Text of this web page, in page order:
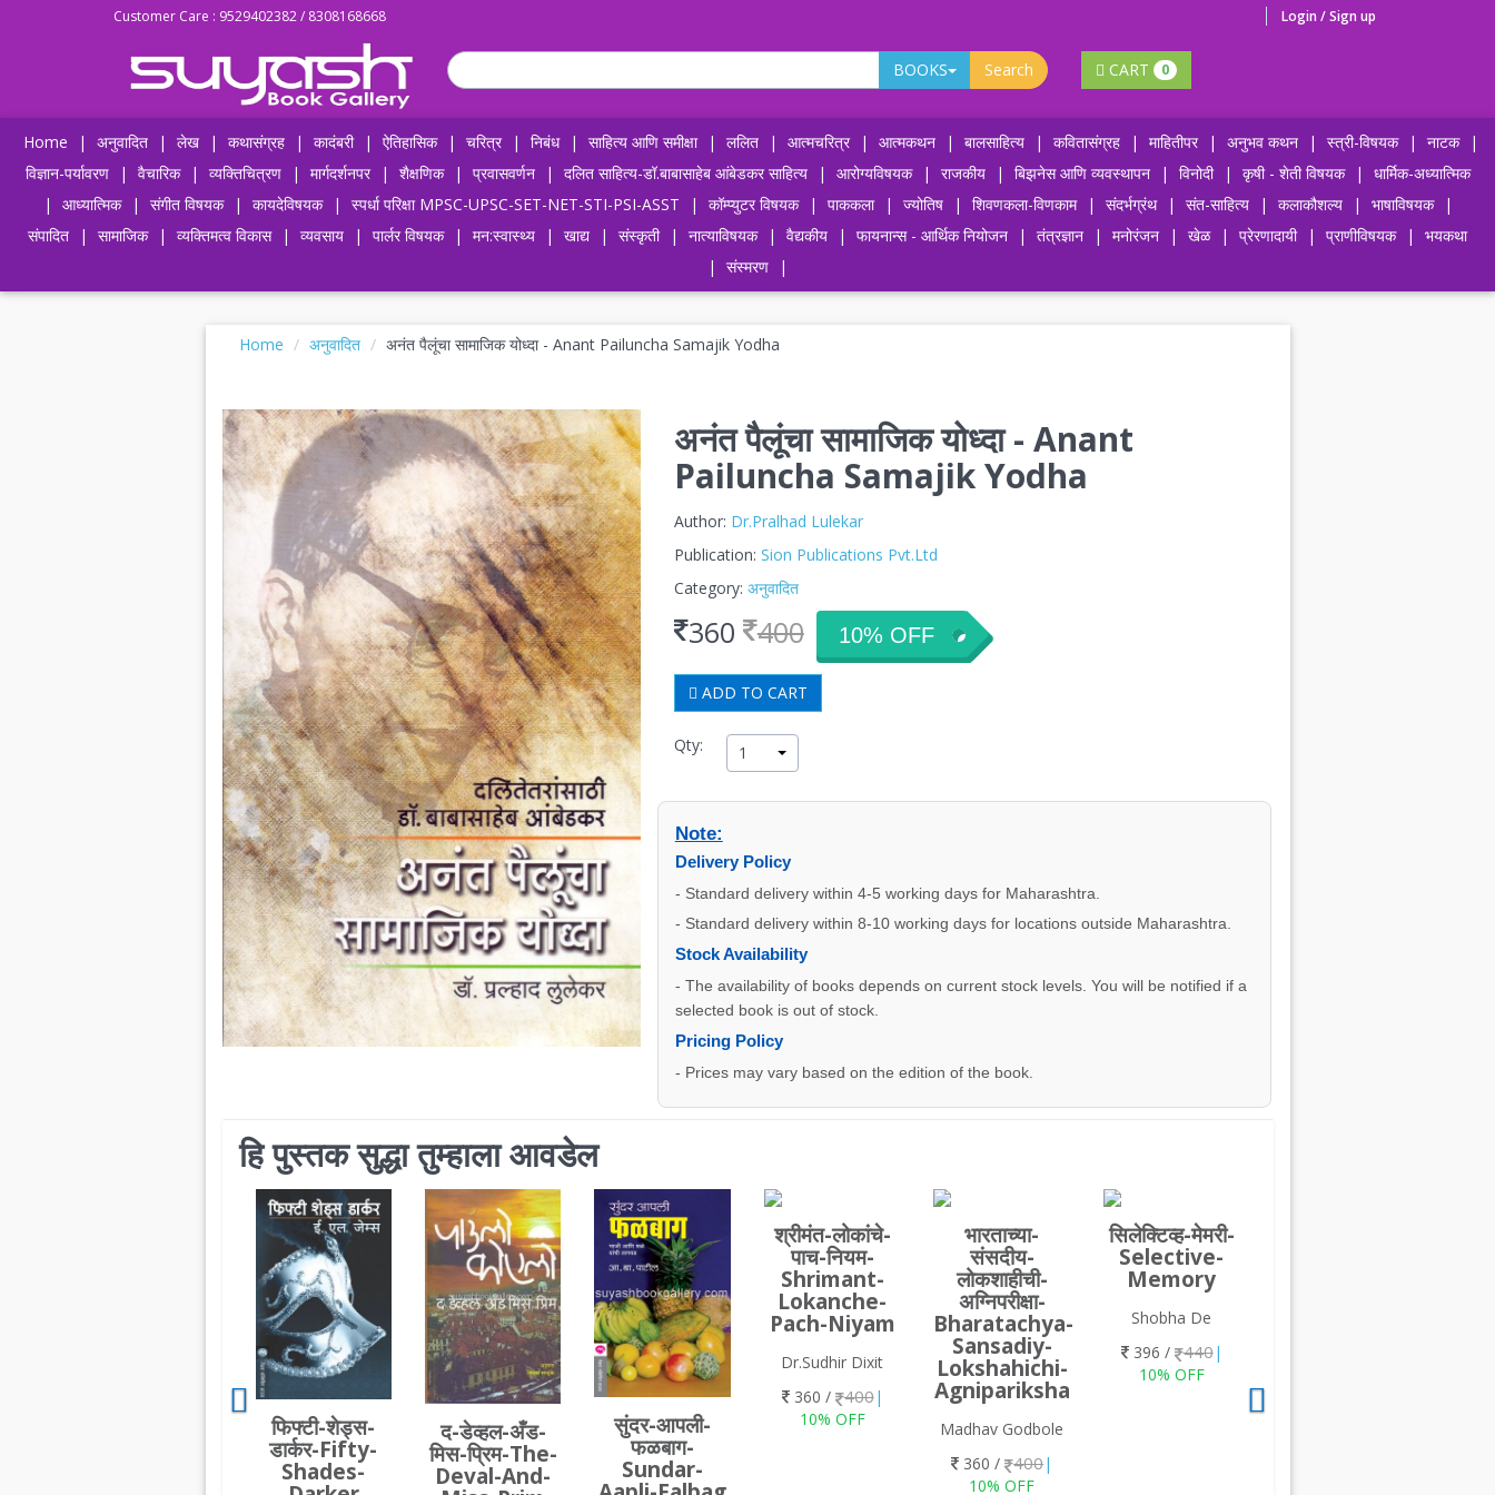
Customer Care : 9529402382 / 8308168668 Login / Sign up
BOOKS Search CART 0
Home | अनुवादित | लेख | कथासंग्रह | कादंबरी | ऐतिहासिक | चरित्र | निबंध | साहित्य आणि समीक्षा | ललित | आत्मचरित्र | आत्मकथन | बालसाहित्य | कवितासंग्रह | माहितीपर | अनुभव कथन | स्त्री-विषयक | नाटक
|
विज्ञान-पर्यावरण
| वैचारिक | व्यक्तिचित्रण | मार्गदर्शनपर | शैक्षणिक | प्रवासवर्णन | दलित साहित्य-डॉ.बाबासाहेब आंबेडकर साहित्य | आरोग्यविषयक | राजकीय | बिझनेस आणि व्यवस्थापन | विनोदी | कृषी - शेती विषयक |
धार्मिक-अध्यात्मिक
|
आध्यात्मिक | संगीत विषयक | कायदेविषयक | स्पर्धा परिक्षा MPSC-UPSC-SET-NET-STI-PSI-ASST | कॉम्प्युटर विषयक | पाककला | ज्योतिष | शिवणकला-विणकाम | संदर्भग्रंथ | संत-साहित्य | कलाकौशल्य | भाषाविषयक
|
संपादित
| सामाजिक | व्यक्तिमत्व विकास | व्यवसाय | पार्लर विषयक | मन:स्वास्थ्य | खाद्य | संस्कृती | नात्याविषयक | वैद्यकीय | फायनान्स - आर्थिक नियोजन | तंत्रज्ञान | मनोरंजन | खेळ | प्रेरणादायी | प्राणीविषयक |
भयकथा
|
संस्मरण |
Home अनुवादित अनंत पैलूंचा सामाजिक योध्दा - Anant Pailuncha Samajik Yodha
अनंत पैलूंचा सामाजिक योध्दा - Anant
Pailuncha Samajik Yodha
Author: Dr.Pralhad Lulekar
Publication: Sion Publications Pvt.Ltd
Category: अनुवादित
360 400 10% OFF
ADD TO CART
Qty: 1
Note:
Delivery Policy
- Standard delivery within 4-5 working days for Maharashtra.
- Standard delivery within 8-10 working days for locations outside Maharashtra.
Stock Availability
- The availability of books depends on current stock levels. You will be notified if a
selected book is out of stock.
Pricing Policy
- Prices may vary based on the edition of the book.
हि पुस्तक सुद्धा तुम्हाला आवडेल
फिफ्टी-शेड्स-
डार्कर-Fifty-
Shades-
द-डेव्हल-अँड-
मिस-प्रिम-The-
Deval-And-
सुंदर-आपली-
फळबाग-
Sundar-
श्रीमंत-लोकांचे-
पाच-नियम-
Shrimant-
Lokanche-
Pach-Niyam
Dr.Sudhir Dixit
360 /
400|
10% OFF
भारताच्या-
संसदीय-
लोकशाहीची-
अग्निपरीक्षा-
Bharatachya-
Sansadiy-
Lokshahichi-
Agnipariksha
Madhav Godbole
360 / 400|
10% OFF
सिलेक्टिव्ह-मेमरी-
Selective-
Memory
Shobha De
396 /
440|
10% OFF